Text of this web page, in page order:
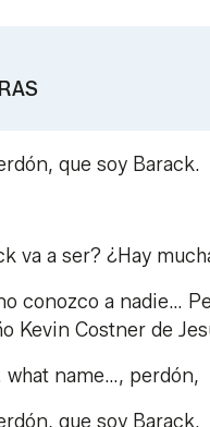
que soy Barack.
va a ser? ¿Hay
conozco a nadie…
Kevin Costner de
name…,
que soy Barack.